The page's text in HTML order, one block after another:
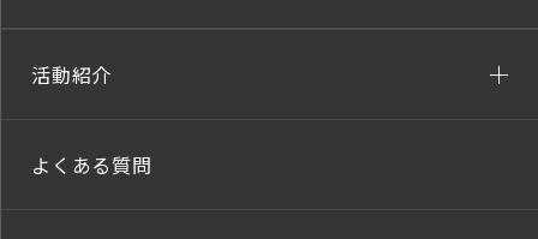
活動紹介
よくある質問